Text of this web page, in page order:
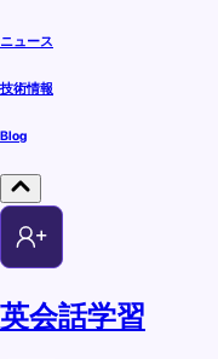
ニュース
技術情報
Blog
英会話学習